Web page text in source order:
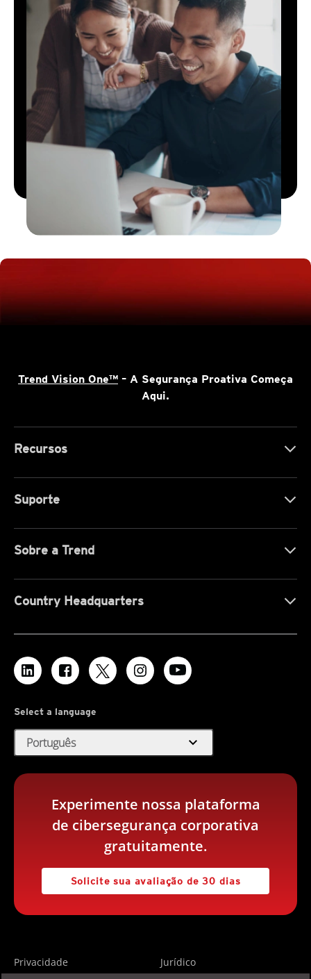
Trend Vision One™ – A Segurança Proativa Começa
Aqui.
Recursos
Suporte
Sobre a Trend
Country Headquarters
Select a language
Português expand_more
Experimente nossa plataforma
de cibersegurança corporativa
gratuitamente.
Solicite sua avaliação de 30 dias
Privacidade Jurídico